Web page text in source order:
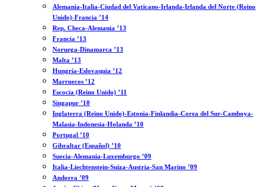
Alemania-Italia-Ciudad del Vaticano-Irlanda-Irlanda del Norte (Reino
Unido)-Francia ’14
Rep. Checa-Alemania ’13
Francia ’13
Noruega-Dinamarca ’13
Malta ’13
Hungría-Eslovaquia ’12
Marruecos ’12
Escocia (Reino Unido) ’11
Singapur ’10
Inglaterra (Reino Unido)-Estonia-Finlandia-Corea del Sur-Camboya-
Malasia-Indonesia-Holanda ’10
Portugal ’10
Gibraltar (Español) ’10
Suecia-Alemania-Luxemburgo ’09
Italia-Liechtenstein-Suiza-Austria-San Marino ’09
Andorra ’09